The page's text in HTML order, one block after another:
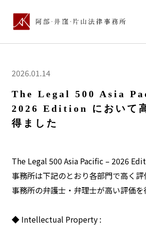
2026.01.14
The Legal 500 Asia
2026 Edition において
得ました
The Legal 500 Asia Pacific – 2026
事務所は下記のとおり各部門で高く
事務所の弁護士・弁理士が高い評価を
◆ Intellectual Property :